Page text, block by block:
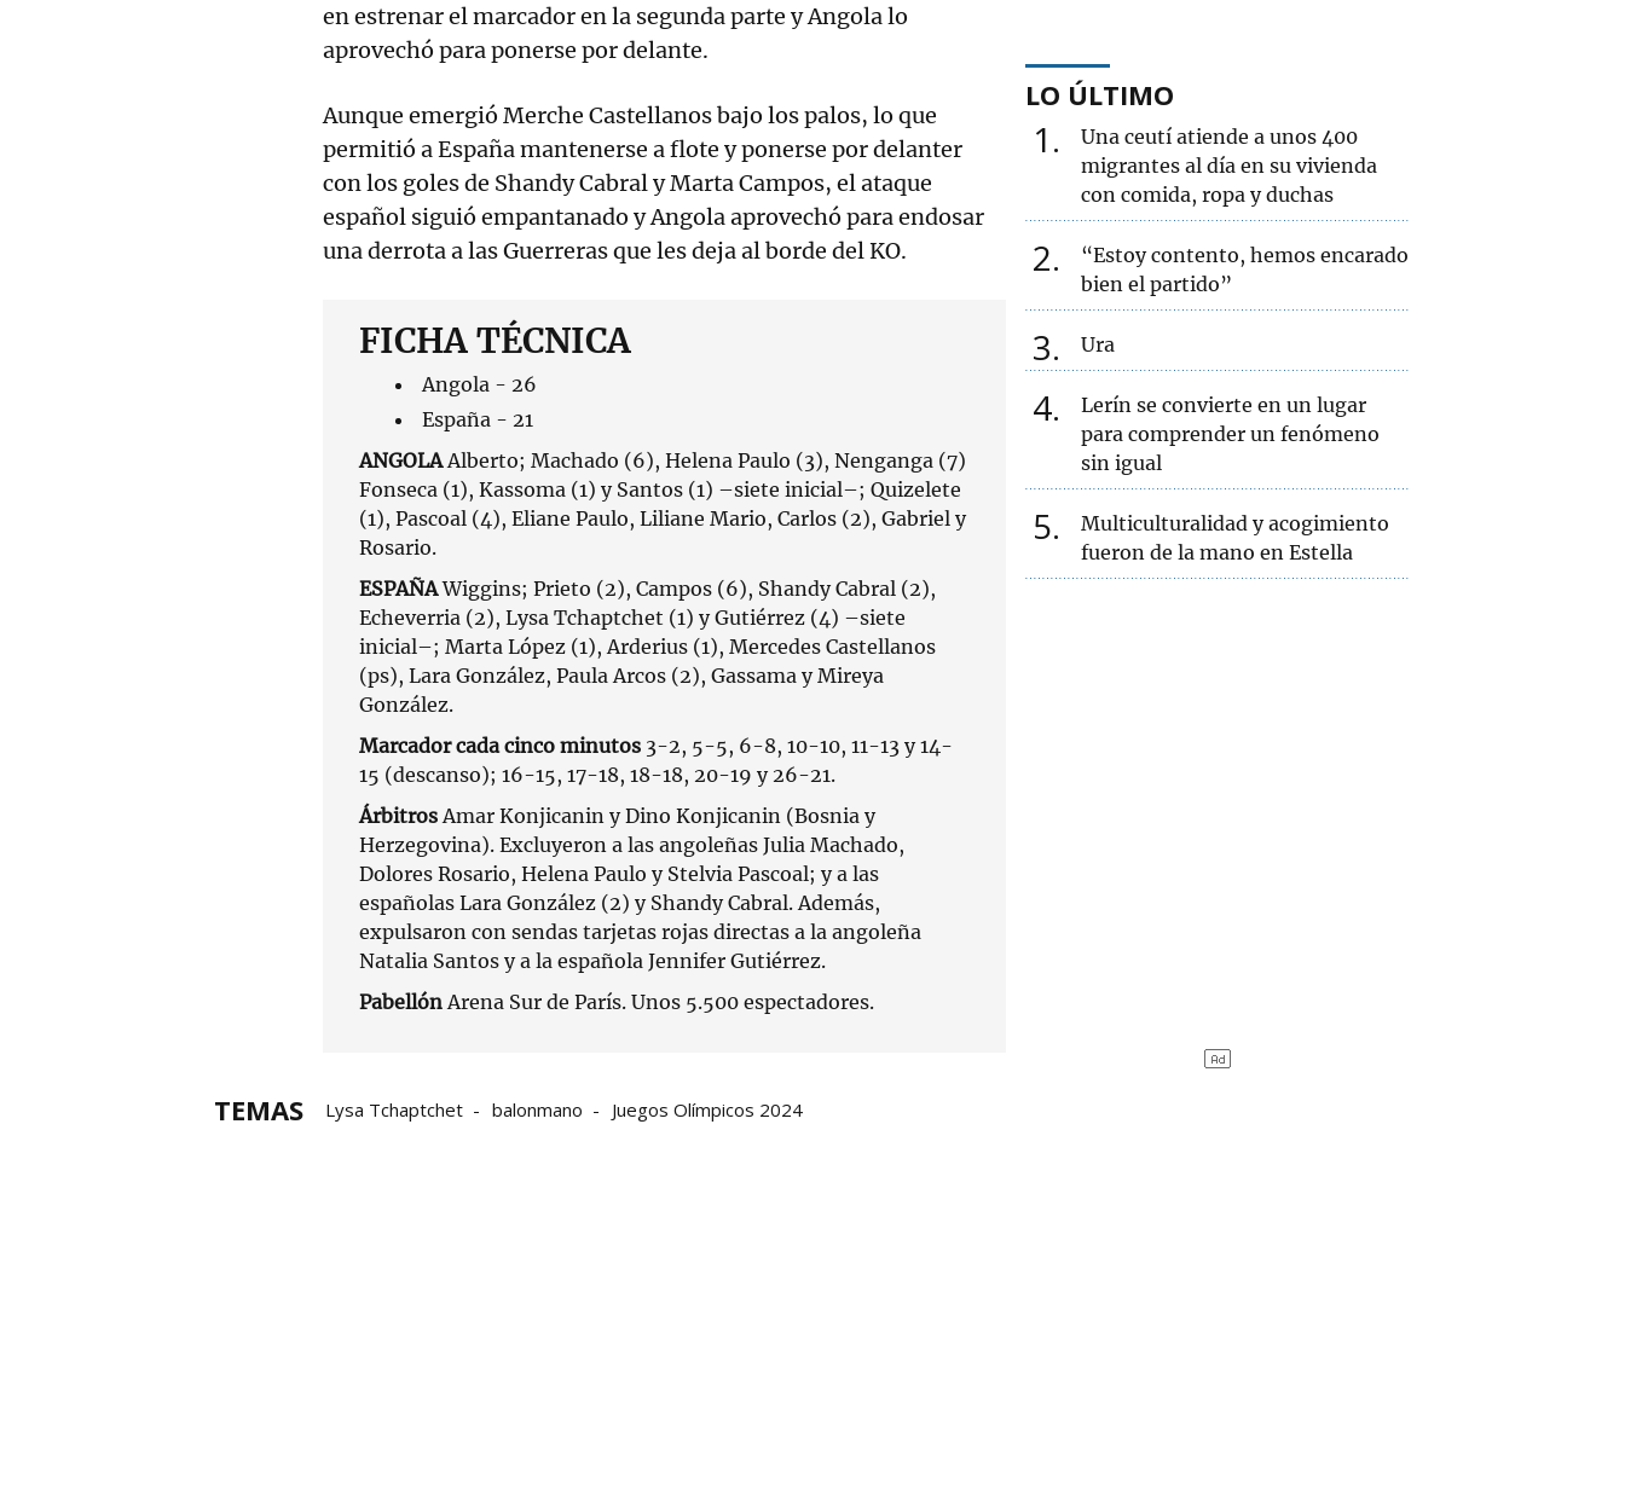
en estrenar el marcador en la segunda parte y Angola lo
aprovechó para ponerse por delante.
Aunque emergió Merche Castellanos bajo los palos, lo que
permitió a España mantenerse a flote y ponerse por delanter
con los goles de Shandy Cabral y Marta Campos, el ataque
español siguió empantanado y Angola aprovechó para endosar
una derrota a las Guerreras que les deja al borde del KO.
FICHA TÉCNICA
Angola - 26
España - 21
ANGOLA Alberto; Machado (6), Helena Paulo (3), Nenganga (7)
Fonseca (1), Kassoma (1) y Santos (1) –siete inicial–; Quizelete
(1), Pascoal (4), Eliane Paulo, Liliane Mario, Carlos (2), Gabriel y
Rosario.
ESPAÑAWiggins; Prieto (2), Campos (6), Shandy Cabral (2),
Echeverria (2), Lysa Tchaptchet (1) y Gutiérrez (4) –siete
inicial–; Marta López (1), Arderius (1), Mercedes Castellanos
(ps), Lara González, Paula Arcos (2), Gassama y Mireya
González.
Marcador cada cinco minutos 3-2, 5-5, 6-8, 10-10, 11-13 y 14-
15 (descanso); 16-15, 17-18, 18-18, 20-19 y 26-21.
Árbitros Amar Konjicanin y Dino Konjicanin (Bosnia y
Herzegovina). Excluyeron a las angoleñas Julia Machado,
Dolores Rosario, Helena Paulo y Stelvia Pascoal; y a las
españolas Lara González (2) y Shandy Cabral. Además,
expulsaron con sendas tarjetas rojas directas a la angoleña
Natalia Santos y a la española Jennifer Gutiérrez.
Pabellón Arena Sur de París. Unos 5.500 espectadores.
TEMAS Lysa Tchaptchet balonmano Juegos Olímpicos 2024
LO ÚLTIMO
1
Una ceutí atiende a unos 400
migrantes al día en su vivienda
con comida, ropa y duchas
2
“Estoy contento, hemos encarado
bien el partido”
3 Ura
4
Lerín se convierte en un lugar
para comprender un fenómeno
sin igual
5
Multiculturalidad y acogimiento
fueron de la mano en Estella